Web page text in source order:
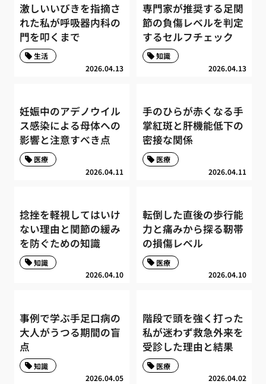
激しいいびきを指摘さ
れた私が呼吸器内科の
門を叩くまで
2026.04.13
生活
専門家が推奨する足関
節の負傷レベルを判定
するセルフチェック
2026.04.13
知識
妊娠中のアデノウイル
ス感染による母体への
影響と注意すべき点
2026.04.11
医療
手のひらが赤くなる手
掌紅斑と肝機能低下の
密接な関係
2026.04.11
医療
捻挫を軽視してはいけ
ない理由と関節の緩み
を防ぐための知識
2026.04.10
知識
転倒した直後の歩行能
力と痛みから探る靭帯
の損傷レベル
2026.04.10
医療
事例で学ぶ手足口病の
大人がうつる期間の盲
点
2026.04.05
知識
階段で頭を強く打った
私が迷わず救急外来を
受診した理由と結果
2026.04.02
医療